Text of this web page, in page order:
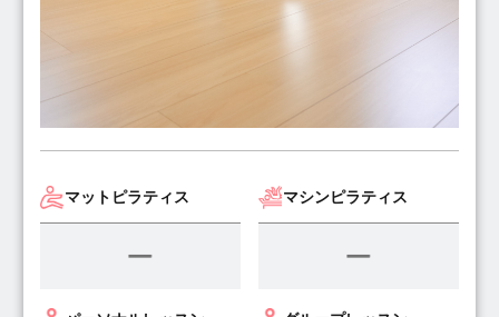
マットピラティス マシンピラティス